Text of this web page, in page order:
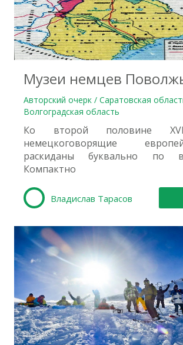
Музеи немцев
Авторский очерк / Саратовская
Волгоградская область
Ко второй половине
немецкоговорящие
раскиданы буквально по
Компактно
Владислав Тарасов